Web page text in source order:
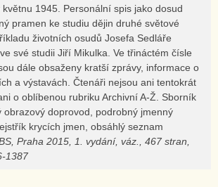
květnu 1945. Personální spis jako dosud
pramen ke studiu dějin druhé světové
životních osudů Josefa Sedláře
své studii Jiří Mikulka. Ve třináctém čísle
dále obsaženy kratší zprávy, informace o
a výstavách. Čtenáři nejsou ani tentokrát
o oblíbenou rubriku Archivní A-Ž. Sborník
obrazový doprovod, podrobný jmenný
krycích jmen, obsáhlý seznam
Praha 2015, 1. vydání, váz., 467 stran,
1387